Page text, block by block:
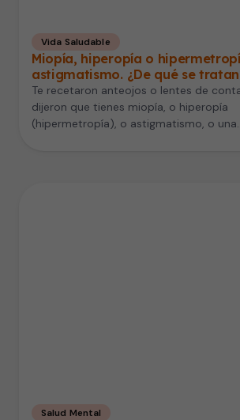
Vida Saludable
Miopía, hiperopía o
astigmatismo. ¿De qué se
Te recetaron anteojos o lentes de
dijeron que tienes miopía, o hiperopía
(hipermetropía), o astigmatismo, o
Salud Mental